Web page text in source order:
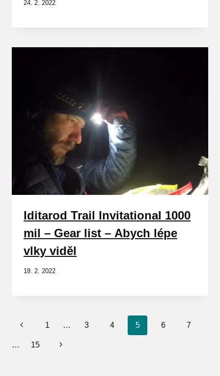
24. 2. 2022
Iditarod Trail Invitational 1000
mil – Gear list – Abych lépe
vlky viděl
18. 2. 2022
Navigace
Předchozí
stránka
1 … 3 4 5 6 7
… 15 Další